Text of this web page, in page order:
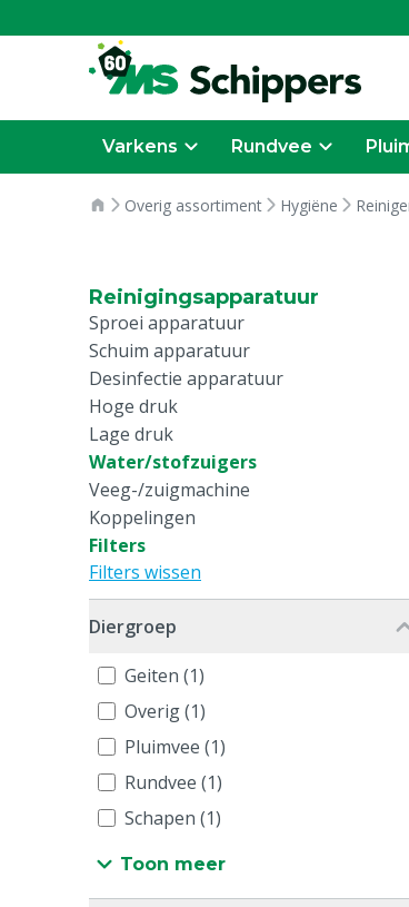
Varkens Rundvee
Overig assortiment Hygiëne
Reinigingsapparatuur
Sproei apparatuur
Schuim apparatuur
Desinfectie apparatuur
Hoge druk
Lage druk
Water/stofzuigers
Veeg-/zuigmachine
Koppelingen
Filters
Filters wissen
Diergroep
Geiten (1)
Overig (1)
Pluimvee (1)
Rundvee (1)
Schapen (1)
Toon meer